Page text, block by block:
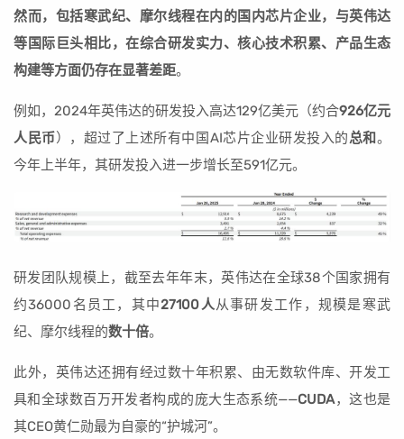
然而，包括寒武纪、摩尔线程在内的国内芯片企业，与英伟达
等国际巨头相比，在综合研发实力、核心技术积累、产品生态
构建等方面仍存在显著差距。
例如，2024年英伟达的研发投入高达129亿美元（约合926亿元
人民币），超过了上述所有中国AI芯片企业研发投入的总和。
今年上半年，其研发投入进一步增长至591亿元。
研发团队规模上，截至去年年末，英伟达在全球38个国家拥有
约36000名员工，其中27100人从事研发工作，规模是寒武
纪、摩尔线程的数十倍。
此外，英伟达还拥有经过数十年积累、由无数软件库、开发工
具和全球数百万开发者构成的庞大生态系统——CUDA，这也是
其CEO黄仁勋最为自豪的“护城河”。